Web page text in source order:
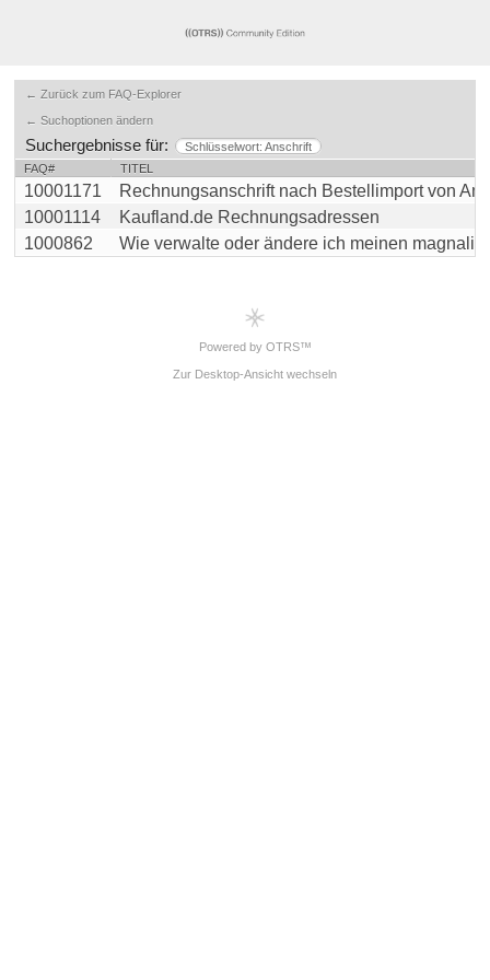
← Zurück zum FAQ-Explorer
← Suchoptionen ändern
Suchergebnisse für:
Schlüsselwort: Anschrift
FAQ#
TITEL
10001171
Rechnungsanschrift nach Bestellimport von
10001114
Kaufland.de Rechnungsadressen
1000862
Wie verwalte oder ändere ich meinen
Powered by OTRS™
Zur Desktop-Ansicht wechseln